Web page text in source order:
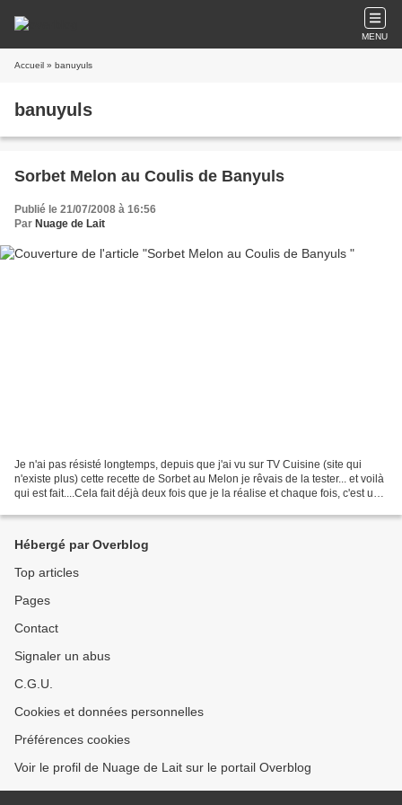
MENU
Accueil » banuyuls
banuyuls
Sorbet Melon au Coulis de Banyuls
Publié le 21/07/2008 à 16:56
Par Nuage de Lait
Je n'ai pas résisté longtemps, depuis que j'ai vu sur TV Cuisine (site qui
n'existe plus) cette recette de Sorbet au Melon je rêvais de la tester... et voilà
qui est fait....Cela fait déjà deux fois que je la réalise et chaque fois, c'est un
Hébergé par Overblog
Top articles
Pages
Contact
Signaler un abus
C.G.U.
Cookies et données personnelles
Préférences cookies
Voir le profil de Nuage de Lait sur le portail Overblog